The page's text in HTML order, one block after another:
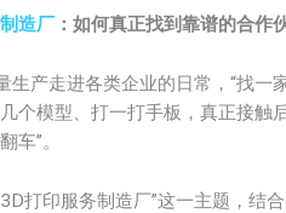
造厂 ：如何真正找到靠谱的合作
生产走进各类企业的日常，“找
个模型、打一打手板，真正接触
车”。
打印服务制造厂”这一主题，结